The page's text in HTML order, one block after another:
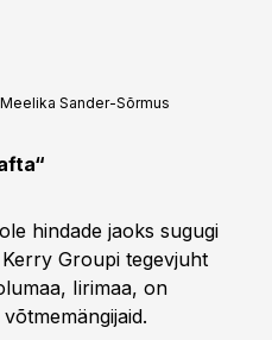
Meelika Sander-Sõrmus
hindade jaoks sugugi
Groupi tegevjuht
Iirimaa, on